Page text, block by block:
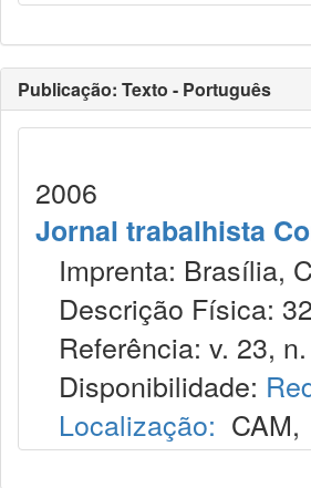
Publicação: Texto - Português
2006
Jornal trabalhista
Imprenta: Brasília,
Descrição Física:
Referência: v. 23,
Disponibilidade:
Localização: CAM,